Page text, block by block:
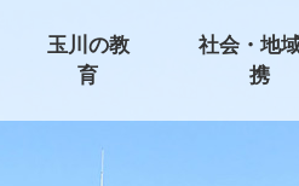
玉川の教
育
社会・地
携